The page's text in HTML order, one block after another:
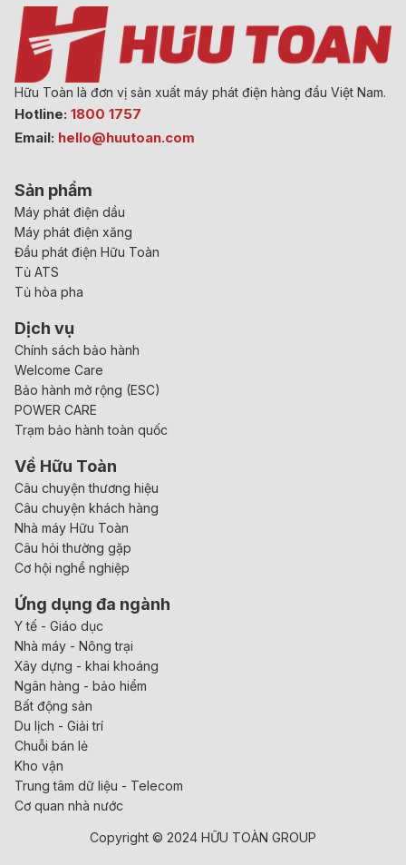
Hữu Toàn là đơn vị sản xuất máy phát điện hàng đầu Việt Nam.
Hotline: 1800 1757
Email: hello@huutoan.com
Sản phẩm
Máy phát điện dầu
Máy phát điện xăng
Đầu phát điện Hữu Toàn
Tủ ATS
Tủ hòa pha
Dịch vụ
Chính sách bảo hành
Welcome Care
Bảo hành mở rộng (ESC)
POWER CARE
Trạm bảo hành toàn quốc
Về Hữu Toàn
Câu chuyện thương hiệu
Câu chuyện khách hàng
Nhà máy Hữu Toàn
Câu hỏi thường gặp
Cơ hội nghề nghiệp
Ứng dụng đa ngành
Y tế - Giáo dục
Nhà máy - Nông trại
Xây dựng - khai khoáng
Ngân hàng - bảo hiểm
Bất động sản
Du lịch - Giải trí
Chuỗi bán lẻ
Kho vận
Trung tâm dữ liệu - Telecom
Cơ quan nhà nước
Copyright © 2024 HỮU TOÀN GROUP